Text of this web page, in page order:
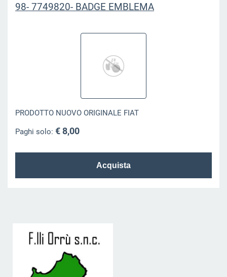
98- 7749820- BADGE EMBLEMA
PRODOTTO NUOVO ORIGINALE FIAT
Paghi solo: € 8,00